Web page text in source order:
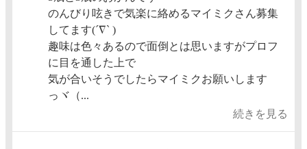
のんびり呟きで気楽に絡めるマイミクさん募集
してます(´∇` )
趣味は色々あるので面倒とは思いますがプロフ
に目を通した上で
気が合いそうでしたらマイミクお願いします
っヾ（...
続きを見る